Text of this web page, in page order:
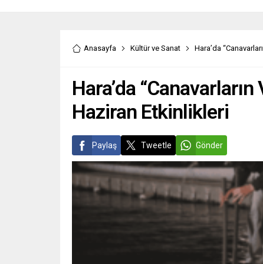
Anasayfa Kültür ve Sanat Hara’da
Hara’da
Haziran Etkinlikleri
Paylaş Tweetle Gönder